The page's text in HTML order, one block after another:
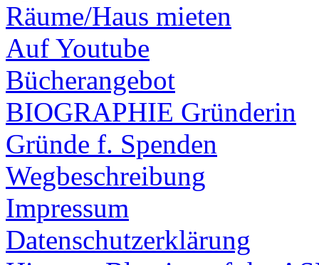
Räume/Haus mieten
Auf Youtube
Bücherangebot
BIOGRAPHIE Gründerin
Gründe f. Spenden
Wegbeschreibung
Impressum
Datenschutzerklärung